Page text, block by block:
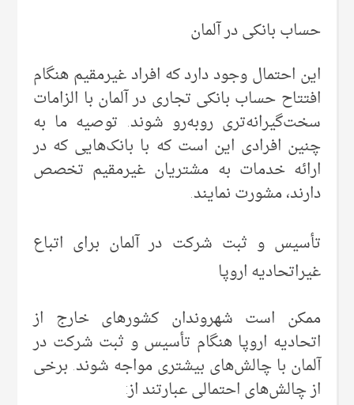
حساب بانکی در آلمان
این احتمال وجود دارد که افراد غیرمقیم هنگام
افتتاح حساب بانکی تجاری در آلمان با الزامات
سخت‌گیرانه‌تری روبه‌رو شوند. توصیه ما به
چنین افرادی این است که با بانک‌هایی که در
ارائه خدمات به مشتریان غیرمقیم تخصص
دارند، مشورت نمایند.
تأسیس و ثبت شرکت در آلمان برای اتباع
غیراتحادیه اروپا
ممکن است شهروندان کشورهای خارج از
اتحادیه اروپا هنگام تأسیس و ثبت شرکت در
آلمان با چالش‌های بیشتری مواجه شوند. برخی
از چالش‌های احتمالی عبارتند از: